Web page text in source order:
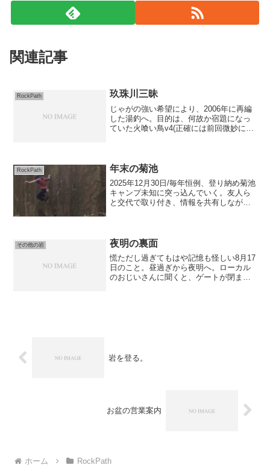
関連記事
RockPath 玖珠川三昧
じゃがの強い希望により、2006年に再編
した湯釣へ。目的は、何故か宿題になっ
ていた火喰い鳥v4(正確には前回微妙にラ
が瞬殺して移...
RockPath 年末の菊池
2025年12月30日/毎年恒例、登り納め菊池
キャンプ未知に突っ込んでいく。友人ら
と交代で取り付き、情報を共有しながら
トラ...
その他の岩 夜明の裏面
慌ただし過ぎてもはや記憶も怪しい8月17
日のこと。昼過ぎから夜明へ。ローカル
のおじいさんに聞くと、ゲートが閉まる
岩を登る。
お盆の営業案内
ホーム RockPath